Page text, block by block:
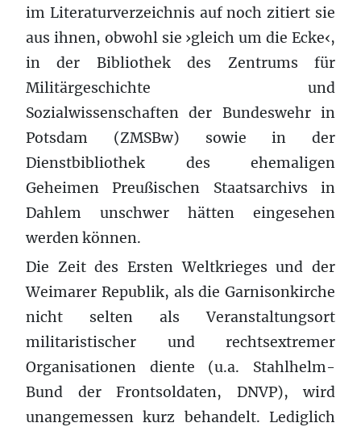
im Literaturverzeichnis auf noch zitiert sie
aus ihnen, obwohl sie ›gleich um die Ecke‹,
in der Bibliothek des Zentrums für
Militärgeschichte und
Sozialwissenschaften der Bundeswehr in
Potsdam (ZMSBw) sowie in der
Dienstbibliothek des ehemaligen
Geheimen Preußischen Staatsarchivs in
Dahlem unschwer hätten eingesehen
werden können.
Die Zeit des Ersten Weltkrieges und der
Weimarer Republik, als die Garnisonkirche
nicht selten als Veranstaltungsort
militaristischer und rechtsextremer
Organisationen diente (u.a. Stahlhelm-
Bund der Frontsoldaten, DNVP), wird
unangemessen kurz behandelt. Lediglich